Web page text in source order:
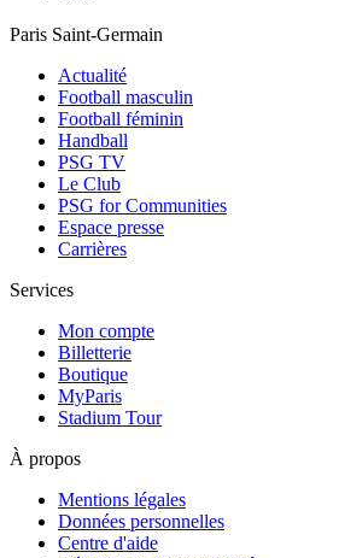
Paris Saint-Germain
Actualité
Football masculin
Football féminin
Handball
PSG TV
Le Club
PSG for Communities
Espace presse
Carrières
Services
Mon compte
Billetterie
Boutique
MyParis
Stadium Tour
À propos
Mentions légales
Données personnelles
Centre d'aide